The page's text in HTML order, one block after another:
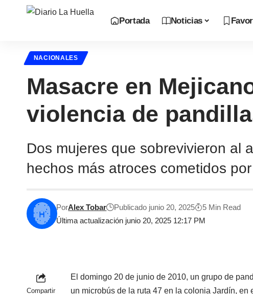
Portada Noticias
NACIONALES
Masacre en
violencia de
Dos mujeres que sobrevivieron al
hechos más atroces cometidos
Última actualización junio 20, 2025 12:17 PM
PorAlex Tobar Publicado junio 20, 2025 5 Min Read
Compartir
El domingo 20 de junio de 2010, un grupo de
un microbús de la ruta 47 en la colonia Jardín,